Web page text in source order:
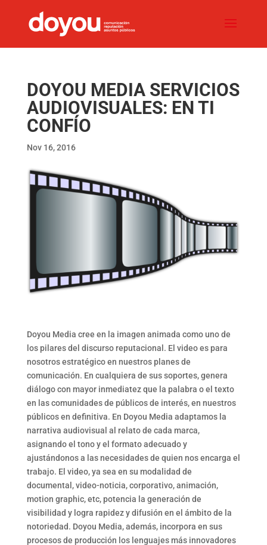
DOYOU MEDIA SERVICIOS
AUDIOVISUALES: EN TI
CONFÍO
Nov 16, 2016
Doyou Media cree en la imagen animada como uno de
los pilares del discurso reputacional. El video es para
nosotros estratégico en nuestros planes de
comunicación. En cualquiera de sus soportes, genera
diálogo con mayor inmediatez que la palabra o el texto
en las comunidades de públicos de interés, en nuestros
públicos en definitiva. En Doyou Media adaptamos la
narrativa audiovisual al relato de cada marca,
asignando el tono y el formato adecuado y
ajustándonos a las necesidades de quien nos encarga el
trabajo. El video, ya sea en su modalidad de
documental, video-noticia, corporativo, animación,
motion graphic, etc, potencia la generación de
visibilidad y logra rapidez y difusión en el ámbito de la
notoriedad. Doyou Media, además, incorpora en sus
procesos de producción los lenguajes más innovadores